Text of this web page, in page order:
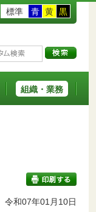
標準 青 黄 黒
組織・業務
令和07年01月10日